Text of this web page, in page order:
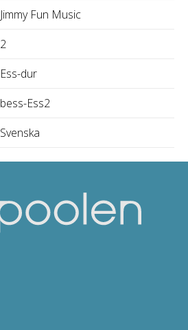
Jimmy Fun Music
2
Ess-dur
bess-Ess2
Svenska